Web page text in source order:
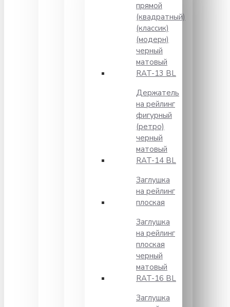
прямой
(квадратный)
(классик)
(модерн)
черный
матовый
RAT-13 BL
Держатель
на рейлинг
фигурный
(ретро)
черный
матовый
RAT-14 BL
Заглушка
на рейлинг
плоская
Заглушка
на рейлинг
плоская
черный
матовый
RAT-16 BL
Заглушка